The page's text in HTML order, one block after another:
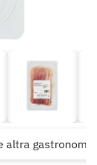
altra gastronomia